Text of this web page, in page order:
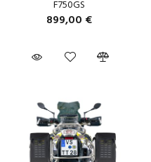
F750GS
899,00 €